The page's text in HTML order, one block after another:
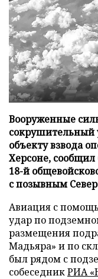
Вооруженные
сокрушительный
объекту взвода
Херсоне,
18-й
с позывным
Авиация с
удар по
размещения
Мадьяра» и по
был рядом с
собеседникРИА